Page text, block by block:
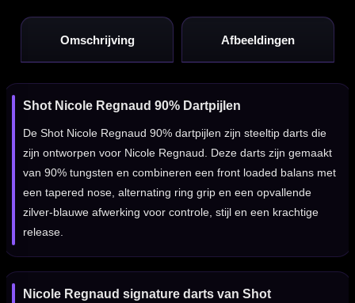
Omschrijving Afbeeldingen
Shot Nicole Regnaud 90% Dartpijlen
De Shot Nicole Regnaud 90% dartpijlen zijn steeltip darts die
zijn ontworpen voor Nicole Regnaud. Deze darts zijn gemaakt
van 90% tungsten en combineren een front loaded balans met
een tapered nose, alternating ring grip en een opvallende
zilver-blauwe afwerking voor controle, stijl en een krachtige
release.
Nicole Regnaud signature darts van Shot